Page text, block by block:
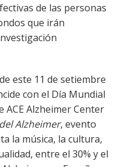
de las personas
que irán
este 11 de setiembre
con el Día Mundial
ACE Alzheimer Center
Alzheimer, evento
la música, la cultura,
entre el 30% y el